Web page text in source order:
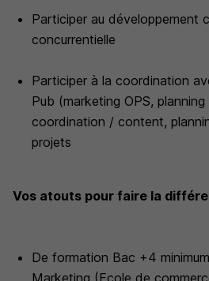
Participer au développement
concurrentielle
Participer à la coordination
Pub (marketing OPS,
coordination / content,
projets
Vos atouts pour faire la
De formation Bac +4
Marketing (Ecole de